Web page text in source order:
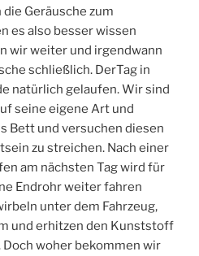
Geräusche zum
es also besser wissen
wir weiter und irgendwann
schließlich. DerTag in
natürlich gelaufen. Wir sind
seine eigene Art und
Bett und versuchen diesen
zu streichen. Nach einer
am nächsten Tag wird für
Endrohr weiter fahren
unter dem Fahrzeug,
und erhitzen den Kunststoff
woher bekommen wir